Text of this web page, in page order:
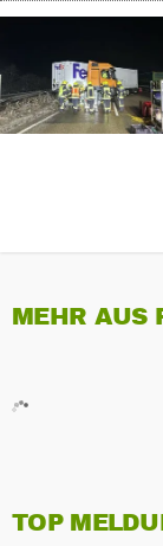
MEHR AUS
TOP